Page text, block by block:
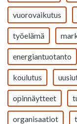
vuorovaikutus
työelämä
energiantuotanto
koulutus
opinnäytteet
organisaatiot